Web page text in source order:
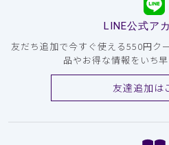
LINE公式ア
友だち追加で今すぐ使える550円ク
品やお得な情報をいち早
友達追加は